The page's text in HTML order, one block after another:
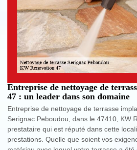
Entreprise de nettoyage de
47 : un leader dans son domaine
Entreprise de nettoyage de terrasse
Serignac Peboudou, dans le 47410, KW
prestataire qui est réputé dans cette
prestations. Quelle que soient vos